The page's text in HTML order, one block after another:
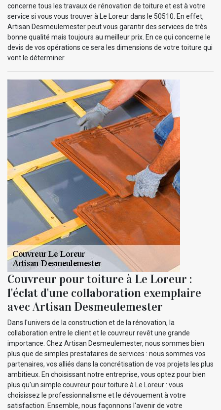
concerne tous les travaux de rénovation de toiture et est à votre
service si vous vous trouver à Le Loreur dans le 50510. En effet,
Artisan Desmeulemester peut vous garantir des services de très
bonne qualité mais toujours au meilleur prix. En ce qui concerne le
devis de vos opérations ce sera les dimensions de votre toiture qui
vont le déterminer.
Couvreur pour toiture à Le Loreur :
l'éclat d'une collaboration exemplaire
avec Artisan Desmeulemester
Dans l'univers de la construction et de la rénovation, la
collaboration entre le client et le couvreur revêt une grande
importance. Chez Artisan Desmeulemester, nous sommes bien
plus que de simples prestataires de services : nous sommes vos
partenaires, vos alliés dans la concrétisation de vos projets les plus
ambitieux. En choisissant notre entreprise, vous optez pour bien
plus qu'un simple couvreur pour toiture à Le Loreur : vous
choisissez le professionnalisme et le dévouement à votre
satisfaction. Ensemble, nous façonnons l'avenir de votre